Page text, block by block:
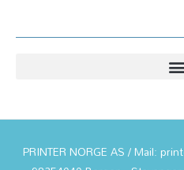
PRINTER NORGE AS / Mail: